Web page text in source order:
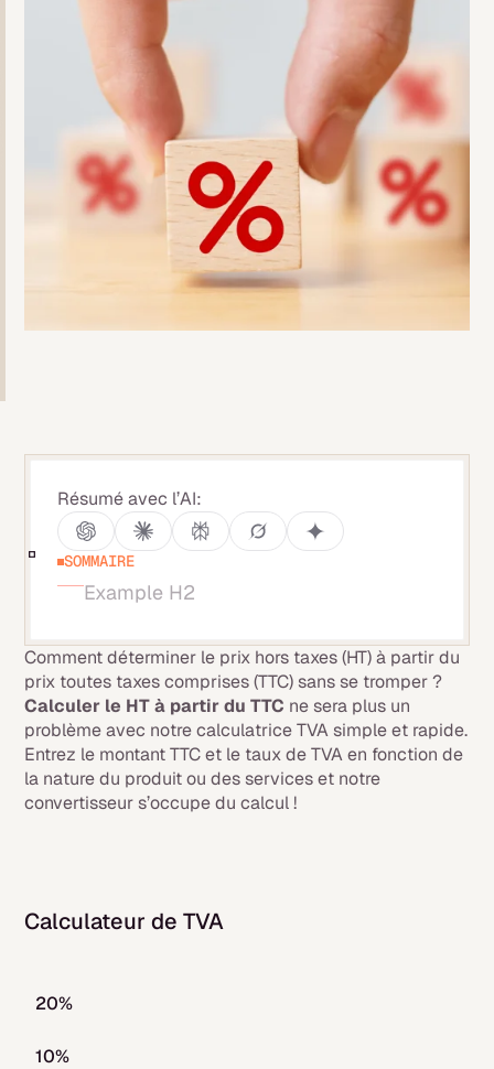
Résumé avec l’AI:
SOMMAIRE
Example H2
Comment déterminer le prix hors taxes (HT) à partir du
prix toutes taxes comprises (TTC) sans se tromper ?
Calculer le HT à partir du TTC ne sera plus un
problème avec notre calculatrice TVA simple et rapide.
Entrez le montant TTC et le taux de TVA en fonction de
la nature du produit ou des services et notre
convertisseur s’occupe du calcul !
Calculateur de TVA
20%
10%